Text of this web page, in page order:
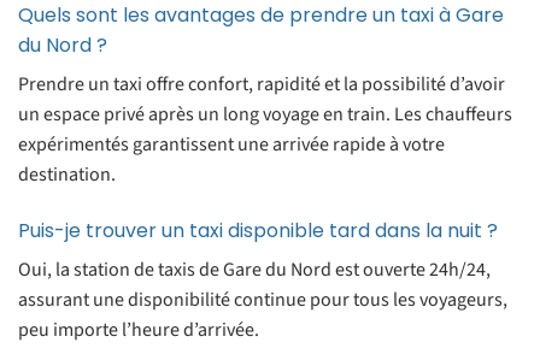
Quels sont les avantages de prendre un taxi à Gare
du Nord ?
Prendre un taxi offre confort, rapidité et la possibilité d’avoir
un espace privé après un long voyage en train. Les chauffeurs
expérimentés garantissent une arrivée rapide à votre
destination.
Puis-je trouver un taxi disponible tard dans la nuit ?
Oui, la station de taxis de Gare du Nord est ouverte 24h/24,
assurant une disponibilité continue pour tous les voyageurs,
peu importe l’heure d’arrivée.